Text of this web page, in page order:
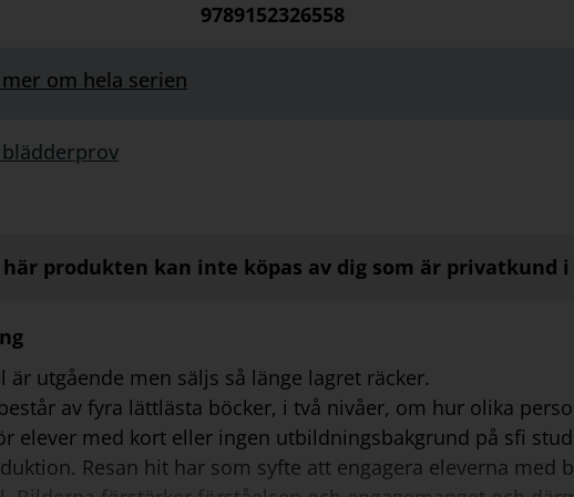
9789152326558
mer om hela serien
blädderprov
här produkten kan inte köpas av dig som är privatkund i
är utgående men säljs så länge lagret räcker.
av fyra lättlästa böcker, i två nivåer, om hur olika
elever med kort eller ingen utbildningsbakgrund på sfi
Resan hit har som syfte att engagera eleverna med